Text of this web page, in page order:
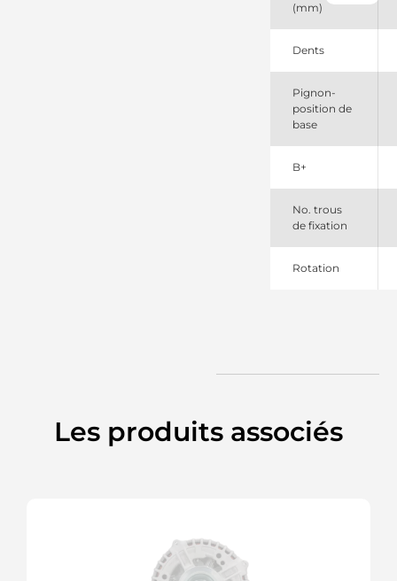
11090250
EuroTec
12228 EAI
200546132
PSH
311297132
DRI
3743
CEVAM
DRS0839
(mm)
Dents
Pignon-
position de
base
B+
No. trous
de fixation
Rotation
Les produits associés